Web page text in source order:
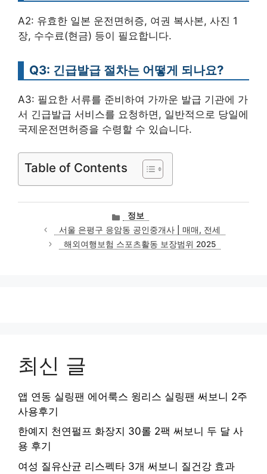
A2: 유효한 일본 운전면허증, 여권 복사본, 사진 1
장, 수수료(현금) 등이 필요합니다.
Q3: 긴급발급 절차는 어떻게 되나요?
A3: 필요한 서류를 준비하여 가까운 발급 기관에 가
서 긴급발급 서비스를 요청하면, 일반적으로 당일에
국제운전면허증을 수령할 수 있습니다.
Table of Contents
카
테
고
리
정보
서울 은평구 응암동 공인중개사 | 매매, 전세
해외여행보험 스포츠활동 보장범위 2025
최신 글
앱 연동 실링팬 에어룩스 윙리스 실링팬 써보니 2주
사용후기
한예지 천연펄프 화장지 30롤 2팩 써보니 두 달 사
용 후기
여성 질유산균 리스펙타 3개 써보니 질건강 효과